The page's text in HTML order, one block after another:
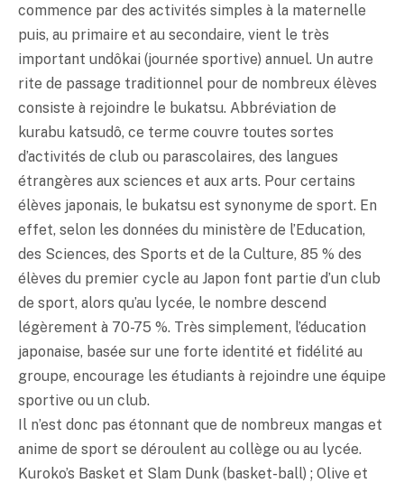
commence par des activités simples à la maternelle
puis, au primaire et au secondaire, vient le très
important undôkai (journée sportive) annuel. Un autre
rite de passage traditionnel pour de nombreux élèves
consiste à rejoindre le bukatsu. Abbréviation de
kurabu katsudô, ce terme couvre toutes sortes
d’activités de club ou parascolaires, des langues
étrangères aux sciences et aux arts. Pour certains
élèves japonais, le bukatsu est synonyme de sport. En
effet, selon les données du ministère de l’Education,
des Sciences, des Sports et de la Culture, 85 % des
élèves du premier cycle au Japon font partie d’un club
de sport, alors qu’au lycée, le nombre descend
légèrement à 70-75 %. Très simplement, l’éducation
japonaise, basée sur une forte identité et fidélité au
groupe, encourage les étudiants à rejoindre une équipe
sportive ou un club.
Il n’est donc pas étonnant que de nombreux mangas et
anime de sport se déroulent au collège ou au lycée.
Kuroko’s Basket et Slam Dunk (basket-ball) ; Olive et